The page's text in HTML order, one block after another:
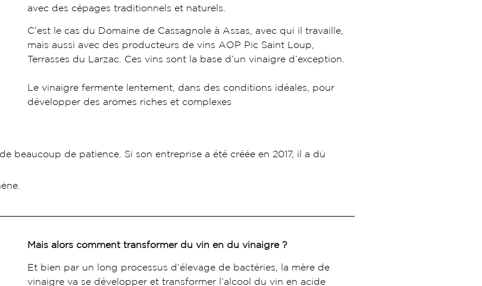
avec des cépages traditionnels et naturels.
C’est le cas du Domaine de Cassagnole à Assas, avec qui il travaille,
mais aussi avec des producteurs de vins AOP Pic Saint Loup,
Terrasses du Larzac. Ces vins sont la base d’un vinaigre d’exception.
Le vinaigre fermente lentement, dans des conditions idéales, pour
développer des arômes riches et complexes
beaucoup de patience. Si son entreprise a été créée en 2017, il a dû
Mais alors comment transformer du vin en du vinaigre ?
Et bien par un long processus d’élevage de bactéries, la mère de
vinaigre va se développer et transformer l’alcool du vin en acide